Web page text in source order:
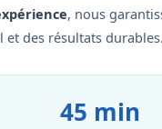
, nous
et des résultats durables.
45 min